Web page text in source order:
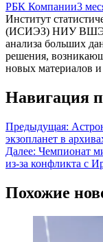
РБК Компании3
Институт
(ИСИЭЗ) НИУ ВШЭ с
анализа больших
решения,
новых материалов и
Навигация
Предыдущая:
экзопланет в
Далее: Чемпионат
из-за конфликта с
Похожие